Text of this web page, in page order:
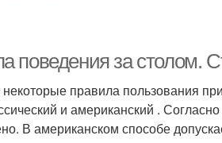
поведения за столом.
правила пользования
и американский .
В американском способе